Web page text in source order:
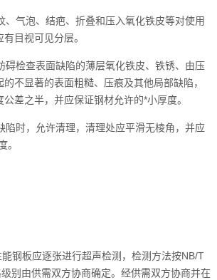
、气泡、结疤、折叠和压入氧化铁皮等对使用
目视可见分层。
碍检查表面缺陷的薄层氧化铁皮、铁锈、由压
不显著的表面粗糙、压痕及其他局部缺陷，
差之半，并应保证钢材允许的*小厚度。
陷时，允许清理，清理处应平滑无棱角，并应
。
钢板应逐张进行超声检测，检测方法按NB/T
别由供需双方协商确定。经供需双方协商并在